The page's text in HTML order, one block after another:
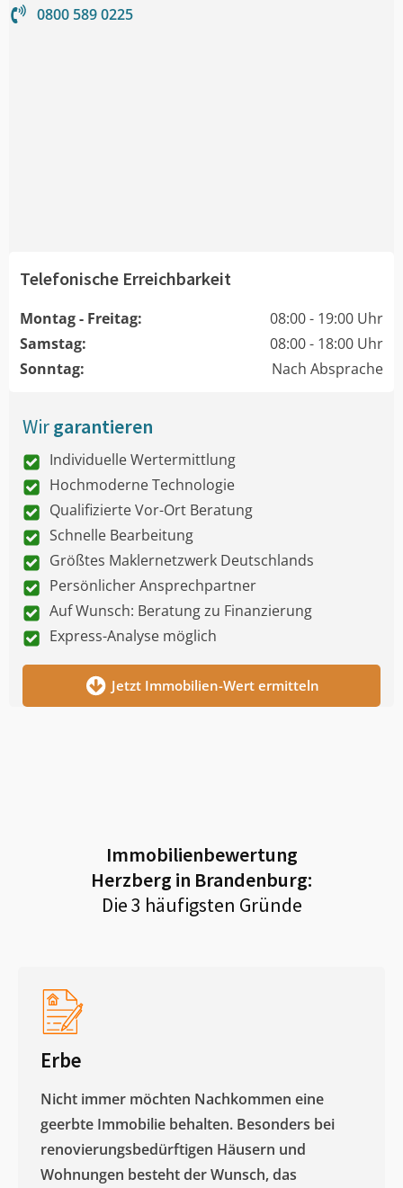
0800 589 0225
Telefonische Erreichbarkeit
Montag - Freitag:
08:00 - 19:00 Uhr
Samstag:
08:00 - 18:00 Uhr
Sonntag:
Nach Absprache
Wirgarantieren
Individuelle Wertermittlung
Hochmoderne Technologie
Qualifizierte Vor-Ort Beratung
Schnelle Bearbeitung
Größtes Maklernetzwerk Deutschlands
Persönlicher Ansprechpartner
Auf Wunsch: Beratung zu Finanzierung
Express-Analyse möglich
Jetzt Immobilien-Wert ermitteln
Immobilienbewertung
Herzberg in Brandenburg:
Die 3 häufigsten Gründe
Erbe
Nicht immer möchten Nachkommen eine
geerbte Immobilie behalten. Besonders bei
renovierungsbedürftigen Häusern und
Wohnungen besteht der Wunsch, das